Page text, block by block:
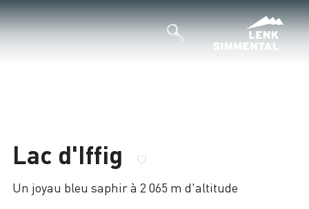
Lac d'Iffig
Un joyau bleu saphir à 2 065 m d'altitude